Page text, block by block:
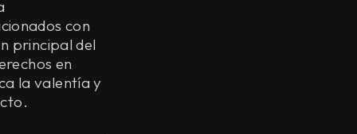
con
principal del
en
la valentía y